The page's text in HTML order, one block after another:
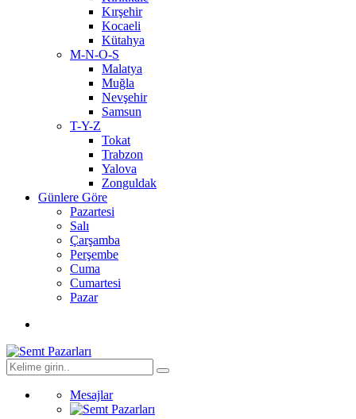
Kırşehir
Kocaeli
Kütahya
M-N-O-S
Malatya
Muğla
Nevşehir
Samsun
T-Y-Z
Tokat
Trabzon
Yalova
Zonguldak
Günlere Göre
Pazartesi
Salı
Çarşamba
Perşembe
Cuma
Cumartesi
Pazar
Mesajlar